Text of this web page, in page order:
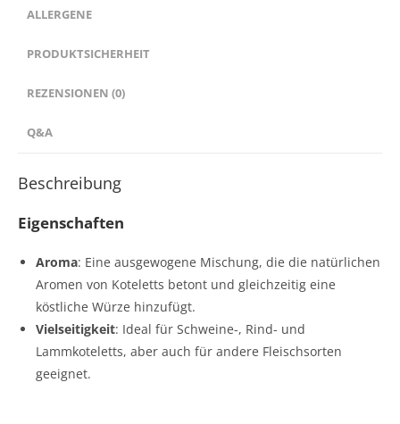
ALLERGENE
PRODUKTSICHERHEIT
REZENSIONEN (0)
Q&A
Beschreibung
Eigenschaften
Aroma: Eine ausgewogene Mischung, die die natürlichen
Aromen von Koteletts betont und gleichzeitig eine
köstliche Würze hinzufügt.
Vielseitigkeit: Ideal für Schweine-, Rind- und
Lammkoteletts, aber auch für andere Fleischsorten
geeignet.